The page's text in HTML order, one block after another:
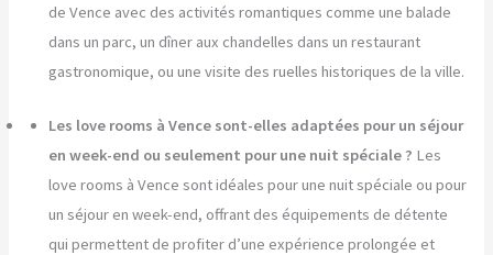
de Vence avec des activités romantiques comme une balade
dans un parc, un dîner aux chandelles dans un restaurant
gastronomique, ou une visite des ruelles historiques de la ville.
Les love rooms à Vence sont-elles adaptées pour un séjour
en week-end ou seulement pour une nuit spéciale ? Les
love rooms à Vence sont idéales pour une nuit spéciale ou pour
un séjour en week-end, offrant des équipements de détente
qui permettent de profiter d’une expérience prolongée et